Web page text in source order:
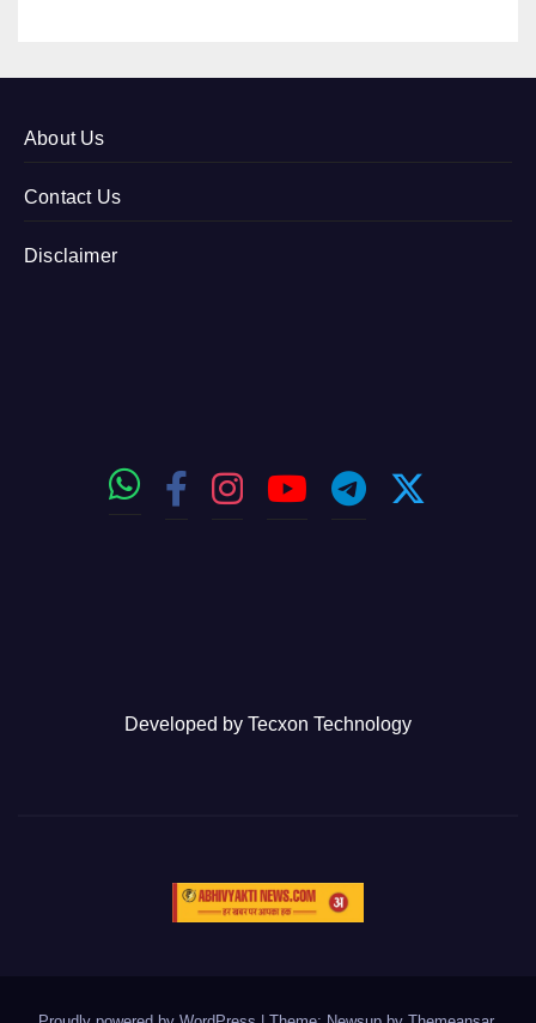
About Us
Contact Us
Disclaimer
Developed by Tecxon Technology